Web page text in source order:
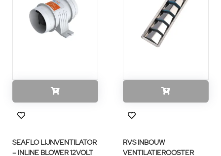
SEAFLO LIJNVENTILATOR
– INLINE BLOWER 12VOLT
RVS INBOUW
VENTILATIEROOSTER